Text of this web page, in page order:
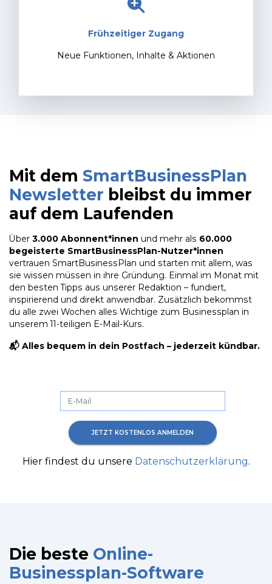
Frühzeitiger Zugang
Neue Funktionen, Inhalte & Aktionen
Mit dem SmartBusinessPlan
Newsletter bleibst du immer
auf dem Laufenden
Über 3.000 Abonnent*innen und mehr als 60.000
begeisterte SmartBusinessPlan-Nutzer*innen
vertrauen SmartBusinessPlan und starten mit allem, was
sie wissen müssen in ihre Gründung. Einmal im Monat mit
den besten Tipps aus unserer Redaktion – fundiert,
inspirierend und direkt anwendbar. Zusätzlich bekommst
du alle zwei Wochen alles Wichtige zum Businessplan in
unserem 11-teiligen E-Mail-Kurs.
📬 Alles bequem in dein Postfach – jederzeit kündbar.
JETZT KOSTENLOS ANMELDEN
Hier findest du unsere Datenschutzerklärung.
Die beste Online-
Businessplan-Software